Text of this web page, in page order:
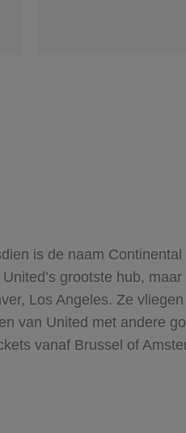
is de naam
grootste hub,
Los Angeles. Ze
van United met andere
vanaf Brussel of